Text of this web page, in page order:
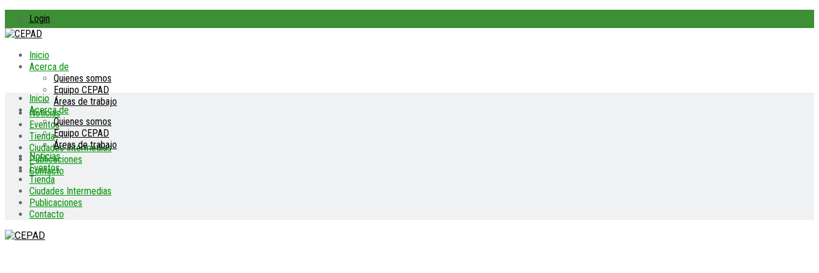
Login
Inicio
Acerca de
Quienes somos
Equipo CEPAD
Áreas de trabajo
Noticias
Eventos
Tienda
Ciudades Intermedias
Publicaciones
Contacto
Inicio
Acerca de
Quienes somos
Equipo CEPAD
Áreas de trabajo
Noticias
Eventos
Tienda
Ciudades Intermedias
Publicaciones
Contacto